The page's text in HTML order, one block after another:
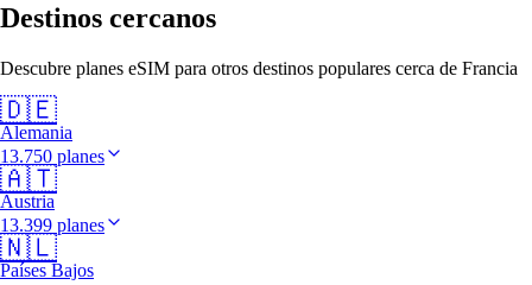
Destinos cercanos
Descubre planes eSIM para otros destinos populares cerca de Francia
🇩🇪
Alemania
13.750 planes
🇦🇹
Austria
13.399 planes
🇳🇱
Países Bajos